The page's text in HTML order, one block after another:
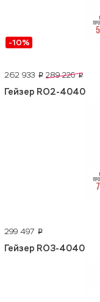
-10%
262 933 p 289 226 p
Гейзер RO2-4040
299 497 p
Гейзер RO3-4040